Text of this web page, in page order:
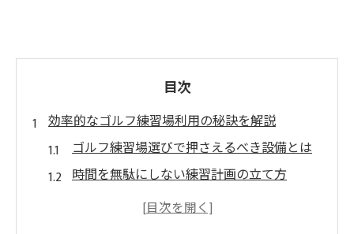
目次
効率的なゴルフ練習場利用の秘訣を解説
ゴルフ練習場選びで押さえるべき設備とは
時間を無駄にしない練習計画の立て方
快適なゴルフ練習場の利用メリットを紹介